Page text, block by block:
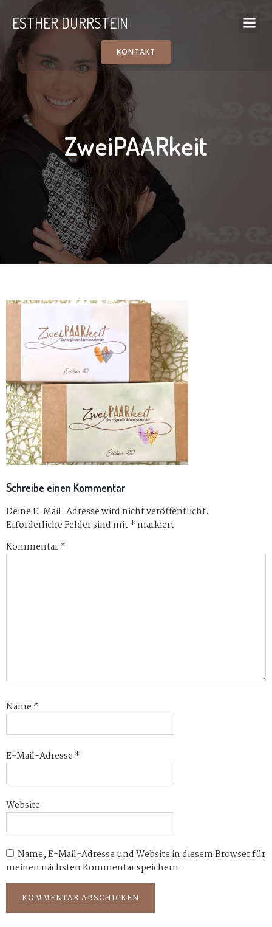
ESTHER DÜRRSTEIN
KONTAKT
ZweiPAARkeit
Schreibe einen Kommentar
Deine E-Mail-Adresse wird nicht veröffentlicht.
Erforderliche Felder sind mit*markiert
Kommentar*
Name *
E-Mail-Adresse *
Website
Name, E-Mail-Adresse und Website in diesem Browser für
meinen nächsten Kommentar speichern.